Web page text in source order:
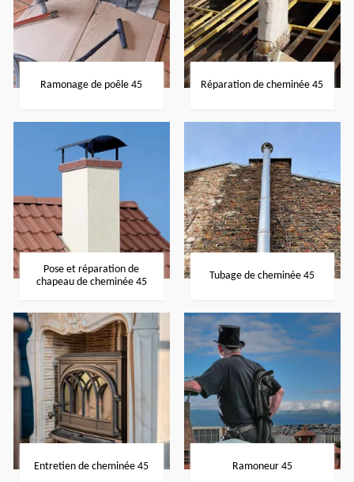
Ramonage de poêle 45 Réparation de cheminée 45
Pose et réparation de
chapeau de cheminée 45
Tubage de cheminée 45
Entretien de cheminée 45 Ramoneur 45